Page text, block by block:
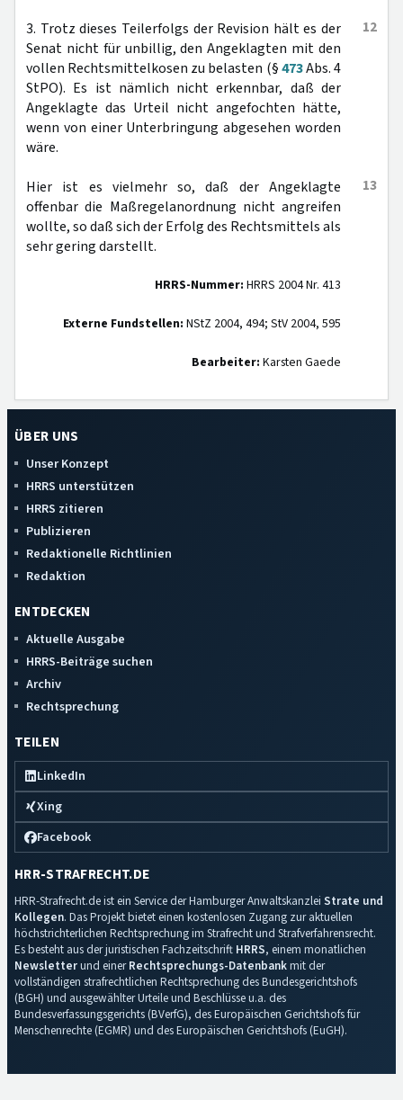
12
3. Trotz dieses Teilerfolgs der Revision hält es der
Senat nicht für unbillig, den Angeklagten mit den
vollen Rechtsmittelkosen zu belasten (§473Abs. 4
StPO). Es ist nämlich nicht erkennbar, daß der
Angeklagte das Urteil nicht angefochten hätte,
wenn von einer Unterbringung abgesehen worden
wäre.
13
Hier ist es vielmehr so, daß der Angeklagte
offenbar die Maßregelanordnung nicht angreifen
wollte, so daß sich der Erfolg des Rechtsmittels als
sehr gering darstellt.
HRRS-Nummer: HRRS 2004 Nr. 413
Externe Fundstellen: NStZ 2004, 494; StV 2004, 595
Bearbeiter: Karsten Gaede
ÜBER UNS
Unser Konzept
HRRS unterstützen
HRRS zitieren
Publizieren
Redaktionelle Richtlinien
Redaktion
ENTDECKEN
Aktuelle Ausgabe
HRRS-Beiträge suchen
Archiv
Rechtsprechung
TEILEN
LinkedIn
Xing
Facebook
HRR-STRAFRECHT.DE
HRR-Strafrecht.de ist ein Service der Hamburger Anwaltskanzlei Strate und
Kollegen. Das Projekt bietet einen kostenlosen Zugang zur aktuellen
höchstrichterlichen Rechtsprechung im Strafrecht und Strafverfahrensrecht.
Es besteht aus der juristischen Fachzeitschrift HRRS, einem monatlichen
Newsletterund einerRechtsprechungs-Datenbankmit der
vollständigen strafrechtlichen Rechtsprechung des Bundesgerichtshofs
(BGH) und ausgewählter Urteile und Beschlüsse u.a. des
Bundesverfassungsgerichts (BVerfG), des Europäischen Gerichtshofs für
Menschenrechte (EGMR) und des Europäischen Gerichtshofs (EuGH).